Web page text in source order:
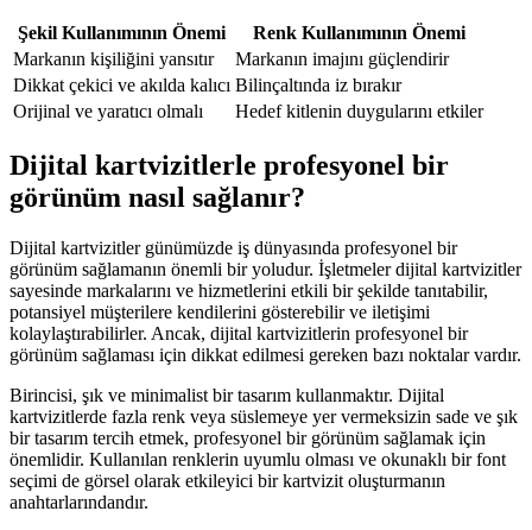
Şekil Kullanımının Önemi
Renk Kullanımının Önemi
Markanın kişiliğini yansıtır
Markanın imajını güçlendirir
Dikkat çekici ve akılda kalıcı Bilinçaltında iz bırakır
Orijinal ve yaratıcı olmalı
Hedef kitlenin duygularını etkiler
Dijital kartvizitlerle profesyonel bir
görünüm nasıl sağlanır?
Dijital kartvizitler günümüzde iş dünyasında profesyonel bir
görünüm sağlamanın önemli bir yoludur. İşletmeler dijital kartvizitler
sayesinde markalarını ve hizmetlerini etkili bir şekilde tanıtabilir,
potansiyel müşterilere kendilerini gösterebilir ve iletişimi
kolaylaştırabilirler. Ancak, dijital kartvizitlerin profesyonel bir
görünüm sağlaması için dikkat edilmesi gereken bazı noktalar vardır.
Birincisi, şık ve minimalist bir tasarım kullanmaktır. Dijital
kartvizitlerde fazla renk veya süslemeye yer vermeksizin sade ve şık
bir tasarım tercih etmek, profesyonel bir görünüm sağlamak için
önemlidir. Kullanılan renklerin uyumlu olması ve okunaklı bir font
seçimi de görsel olarak etkileyici bir kartvizit oluşturmanın
anahtarlarındandır.